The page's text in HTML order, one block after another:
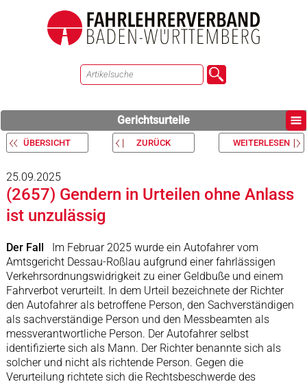
Gerichtsurteile
ÜBERSICHT ZURÜCK WEITERLESEN
25.09.2025
(2657) Gendern in Urteilen ohne Anlass
ist unzulässig
Der Fall
Im Februar 2025 wurde ein Autofahrer vom
Amtsgericht Dessau-Roßlau aufgrund einer fahrlässigen
Verkehrsordnungswidrigkeit zu einer Geldbuße und einem
Fahrverbot verurteilt. In dem Urteil bezeichnete der Richter
den Autofahrer als betroffene Person, den Sachverständigen
als sachverständige Person und den Messbeamten als
messverantwortliche Person. Der Autofahrer selbst
identifizierte sich als Mann. Der Richter benannte sich als
solcher und nicht als richtende Person. Gegen die
Verurteilung richtete sich die Rechtsbeschwerde des